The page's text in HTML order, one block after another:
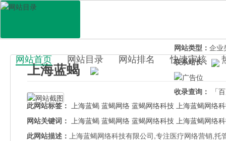
百科目录
网站首页 网站目录 网站排名 快速审核
上海蓝蝎
网站类型： 企业
联系站长：
收录查询：
「
此网站标签：
上海蓝蝎 蓝蝎网络 蓝蝎网络科技 上海蓝蝎网络
网站关键词：
上海蓝蝎 蓝蝎网络 蓝蝎网络科技 上海蓝蝎网络
此网站描述： 上海蓝蝎网络科技有限公司,专注医疗网络营销,